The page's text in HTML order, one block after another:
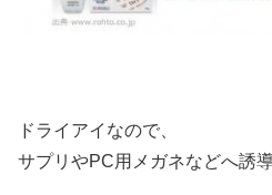
ドライアイなので、
サプリやPC用メガネなどへ誘